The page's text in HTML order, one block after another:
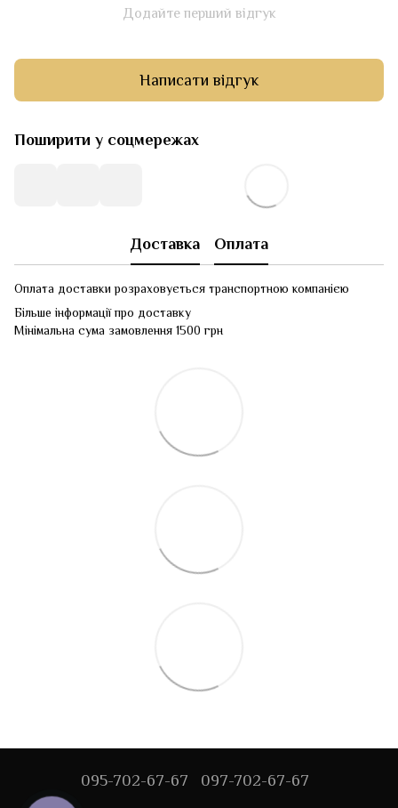
Додайте перший відгук
Написати відгук
Поширити у соцмережах
Доставка Оплата
Оплата доставки розраховується транспортною компанією
Більше інформації про доставку
Мінімальна сума замовлення 1500 грн
095-702-67-67 097-702-67-67